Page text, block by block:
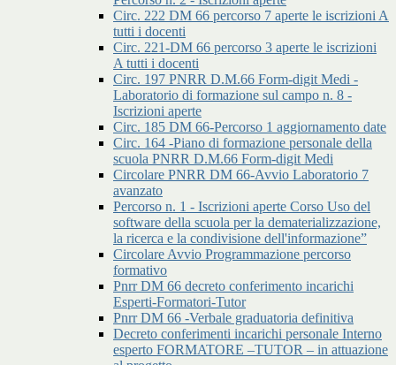
Circ. 222 DM 66 percorso 7 aperte le iscrizioni A
tutti i docenti
Circ. 221-DM 66 percorso 3 aperte le iscrizioni
A tutti i docenti
Circ. 197 PNRR D.M.66 Form-digit Medi -
Laboratorio di formazione sul campo n. 8 -
Iscrizioni aperte
Circ. 185 DM 66-Percorso 1 aggiornamento date
Circ. 164 -Piano di formazione personale della
scuola PNRR D.M.66 Form-digit Medi
Circolare PNRR DM 66-Avvio Laboratorio 7
avanzato
Percorso n. 1 - Iscrizioni aperte Corso Uso del
software della scuola per la dematerializzazione,
la ricerca e la condivisione dell'informazione”
Circolare Avvio Programmazione percorso
formativo
Pnrr DM 66 decreto conferimento incarichi
Esperti-Formatori-Tutor
Pnrr DM 66 -Verbale graduatoria definitiva
Decreto conferimenti incarichi personale Interno
esperto FORMATORE –TUTOR – in attuazione